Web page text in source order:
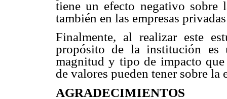
tiene un efecto negativo sobre
también en las empresas
Finalmente, al realizar este
propósito de la institución es
magnitud y tipo de impacto
de valores pueden tener sobre
AGRADECIMIENTOS